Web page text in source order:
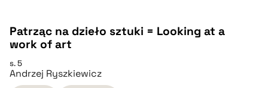
Patrząc na dzieło sztuki = Looking at a
work of art
s. 5
Andrzej Ryszkiewicz